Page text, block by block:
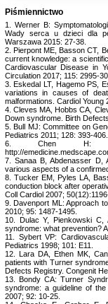
Piśmiennictwo
1. Werner B:
Wady serca u dzieci dla
Warszawa 2015: 27-38.
2. Pierpont ME, Basson CT,
current knowledge: a
Cardiovascular Disease in
Circulation 2017; 115: 2995-
3. Eskedal LT, Hagemo PS,
variations in causes of
malformations. Cardiol Young
4. Cleves MA, Hobbs CA,
Down syndrome. Birth
5. Bull MJ: Committee on
Pediatrics 2011; 128: 393-406.
6. Chen H:
http://
7. Sanaa B, Abdenasser D,
various aspects of a
8. Tucker EM, Pyles LA,
conduction block after
Coll Cardiol 2007;
9. Davenport ML: Approach
2010; 95: 1487-1495.
10. Dulac Y, Pienkowski C,
syndrome: what prevention?
11. Sybert VP:
Pediatrics 1998; 101: E11.
12. Lara DA, Ethen MK,
patients with Turner
Defects Registry. Congenit
13. Bondy CA: Turner
syndrome: a guideline of
2007; 92: 10-25.